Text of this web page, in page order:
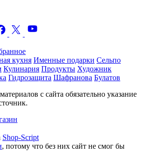
кухня Именные подарки Сельпо
Кулинария Продукты Художник
Гидрозащита Шафранова Булатов
с сайта обязательно указание
Shop-Script
, потому что без них сайт не смог бы